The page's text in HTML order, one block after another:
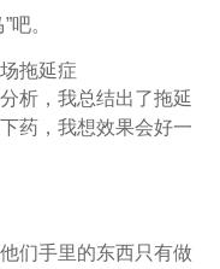
吧。
拖延症
析，我总结出了拖延
药，我想效果会好一
们手里的东西只有做